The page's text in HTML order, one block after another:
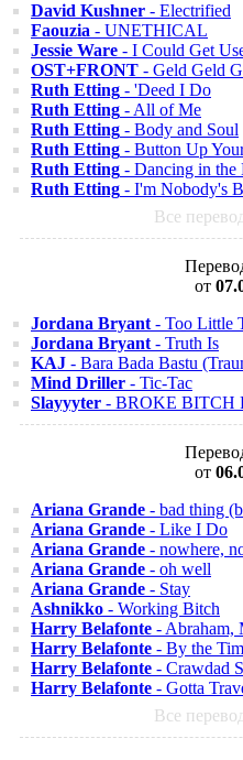
David Kushner - Electrified
Faouzia - UNETHICAL
Jessie Ware - I Could Get
OST+FRONT - Geld Geld
Ruth Etting - 'Deed I Do
Ruth Etting - All of Me
Ruth Etting - Body and Soul
Ruth Etting - Button Up
Ruth Etting - Dancing in the
Ruth Etting - I'm Nobody's
Все
от
Jordana Bryant - Too Little
Jordana Bryant - Truth Is
KAJ - Bara Bada Bastu
Mind Driller - Tic-Tac
Slayyyter - BROKE BITCH
от
Ariana Grande - bad thing
Ariana Grande - Like I Do
Ariana Grande - nowhere,
Ariana Grande - oh well
Ariana Grande - Stay
Ashnikko - Working Bitch
Harry Belafonte - Abraham,
Harry Belafonte - By the
Harry Belafonte - Crawdad
Harry Belafonte - Gotta
Все